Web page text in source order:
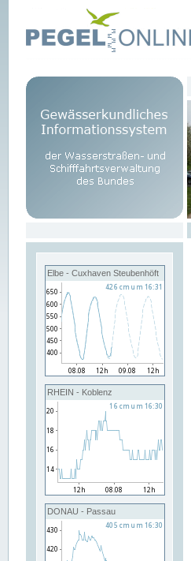
Elbe - Cuxhaven Steubenhöft
RHEIN - Koblenz
DONAU - Passau